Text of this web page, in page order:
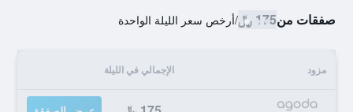
صفقات من175 ﷼ /أرخص سعر الليلة الواحدة
مزود الإجمالي في الليلة